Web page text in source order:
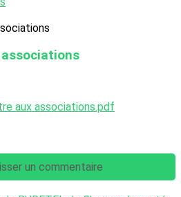
associations
aux associations.pdf
un commentaire